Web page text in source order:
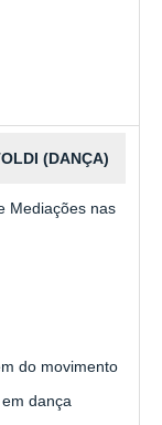
(DANÇA)
Mediações nas
do movimento
dança